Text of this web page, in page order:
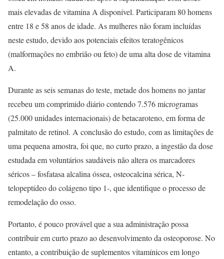
mais elevadas de vitamina A disponível. Participaram 80 homens
entre 18 e 58 anos de idade. As mulheres não foram incluídas
neste estudo, devido aos potenciais efeitos teratogênicos
(malformações no embrião ou feto) de uma alta dose de vitamina
A.
Durante as seis semanas do teste, metade dos homens no jantar
recebeu um comprimido diário contendo 7.576 microgramas
(25.000 unidades internacionais) de betacaroteno, em forma de
palmitato de retinol. A conclusão do estudo, com as limitações de
uma pequena amostra, foi que, no curto prazo, a ingestão da dose
estudada em voluntários saudáveis não altera os marcadores
séricos – fosfatasa alcalina óssea, osteocalcina sérica, N-
telopeptídeo do colágeno tipo 1-, que identifique o processo de
remodelação do osso.
Portanto, é pouco provável que a sua administração possa
contribuir em curto prazo ao desenvolvimento da osteoporose. No
entanto, a contribuição de suplementos vitamínicos em longo